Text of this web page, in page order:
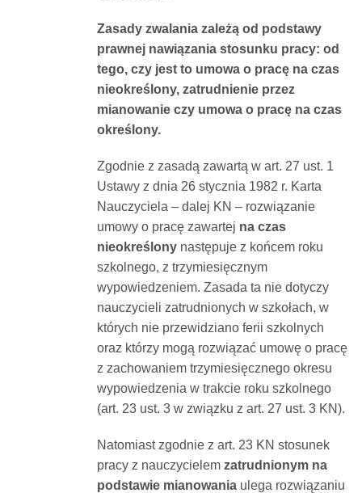
Zasady zwalania zależą od podstawy
prawnej nawiązania stosunku pracy: od
tego, czy jest to umowa o pracę na czas
nieokreślony, zatrudnienie przez
mianowanie czy umowa o pracę na czas
określony.
Zgodnie z zasadą zawartą w art. 27 ust. 1
Ustawy z dnia 26 stycznia 1982 r. Karta
Nauczyciela – dalej KN – rozwiązanie
umowy o pracę zawartej na czas
nieokreślonynastępuje z końcem roku
szkolnego, z trzymiesięcznym
wypowiedzeniem. Zasada ta nie dotyczy
nauczycieli zatrudnionych w szkołach, w
których nie przewidziano ferii szkolnych
oraz którzy mogą rozwiązać umowę o pracę
z zachowaniem trzymiesięcznego okresu
wypowiedzenia w trakcie roku szkolnego
(art. 23 ust. 3 w związku z art. 27 ust. 3 KN).
Natomiast zgodnie z art. 23 KN stosunek
pracy z nauczycielem zatrudnionym na
podstawie mianowaniaulega rozwiązaniu